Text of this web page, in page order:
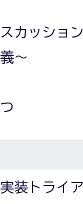
カッショ
～
装トライ